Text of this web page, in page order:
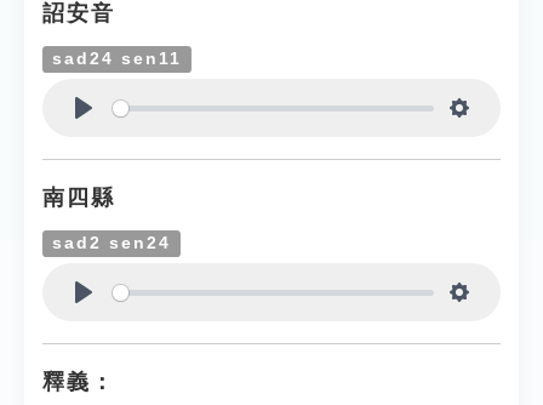
詔安音
sad24 sen11
南四縣
sad2 sen24
釋義：